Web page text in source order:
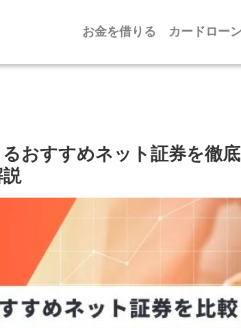
お金を借りる カードローン
るおすすめネット証券を徹